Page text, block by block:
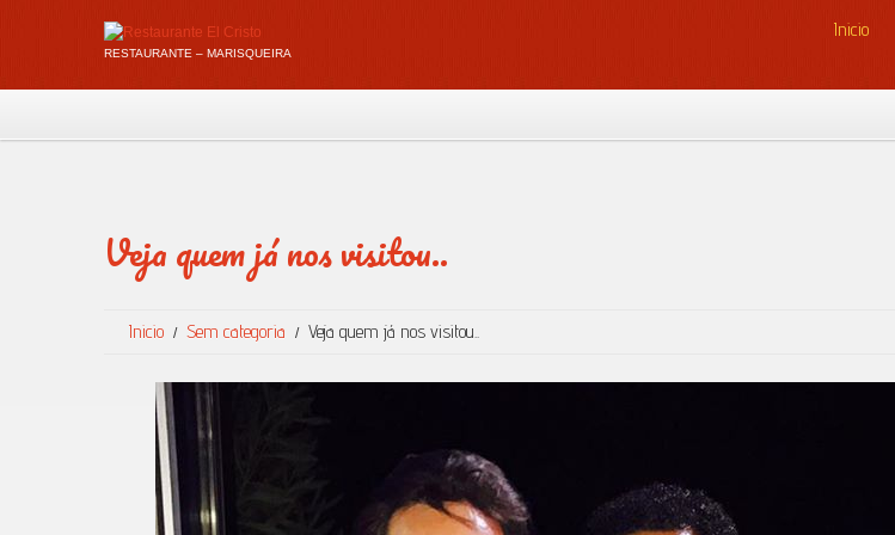
RESTAURANTE – MARISQUEIRA
Inicio
Veja quem já nos visitou..
Inicio Sem categoria Veja quem já nos visitou..